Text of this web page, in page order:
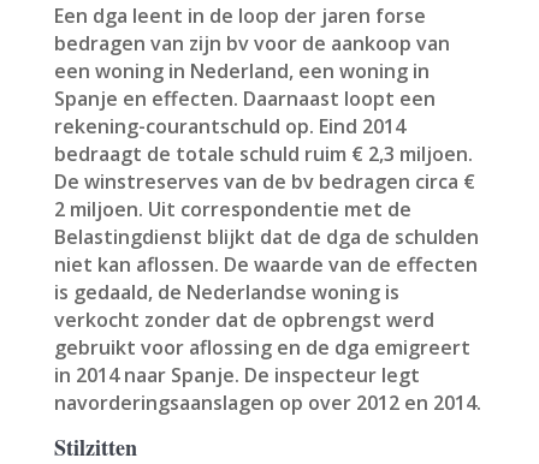
Een dga leent in de loop der jaren forse
bedragen van zijn bv voor de aankoop van
een woning in Nederland, een woning in
Spanje en effecten. Daarnaast loopt een
rekening-courantschuld op. Eind 2014
bedraagt de totale schuld ruim € 2,3 miljoen.
De winstreserves van de bv bedragen circa €
2 miljoen. Uit correspondentie met de
Belastingdienst blijkt dat de dga de schulden
niet kan aflossen. De waarde van de effecten
is gedaald, de Nederlandse woning is
verkocht zonder dat de opbrengst werd
gebruikt voor aflossing en de dga emigreert
in 2014 naar Spanje. De inspecteur legt
navorderingsaanslagen op over 2012 en 2014.
Stilzitten